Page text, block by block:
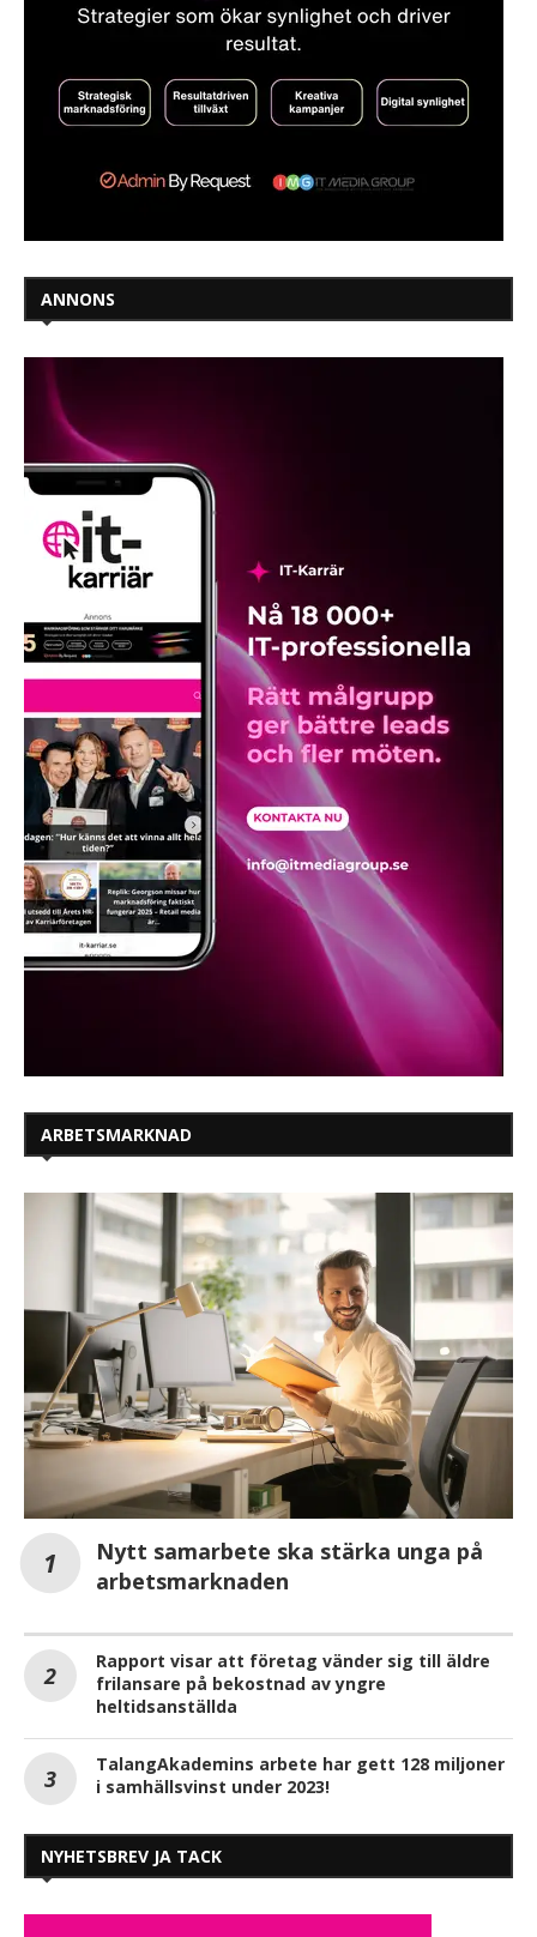
ANNONS
ARBETSMARKNAD
Nytt samarbete ska stärka unga på
arbetsmarknaden
Rapport visar att företag vänder sig till äldre
frilansare på bekostnad av yngre
heltidsanställda
TalangAkademins arbete har gett 128 miljoner
i samhällsvinst under 2023!
NYHETSBREV JA TACK